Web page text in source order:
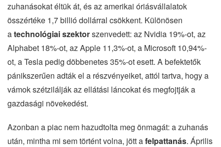
zuhanásokat éltük át, és az amerikai óriásvállalatok
összértéke 1,7 billió dollárral csökkent. Különösen
atechnológiai szektorszenvedett: az Nvidia 19%-ot, az
Alphabet 18%-ot, az Apple 11,3%-ot, a Microsoft 10,94%-
ot, a Tesla pedig döbbenetes 35%-ot esett. A befektetők
pánikszerűen adták el a részvényeiket, attól tartva, hogy a
vámok szétzilálják az ellátási láncokat és megfojtják a
gazdasági növekedést.
Azonban a piac nem hazudtolta meg önmagát: a zuhanás
után, mintha mi sem történt volna, jött afelpattanás. Április